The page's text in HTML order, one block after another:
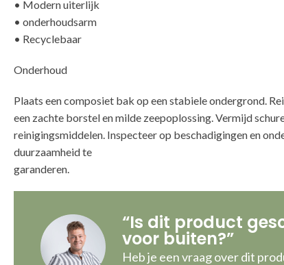
• Modern uiterlijk
• onderhoudsarm
• Recyclebaar
Onderhoud
Plaats een composiet bak op een stabiele ondergrond.
een zachte borstel en milde zeepoplossing. Vermijd
reinigingsmiddelen. Inspecteer op beschadigingen en
duurzaamheid te
“Is dit product
voor buiten?”
Heb je een vraag over dit